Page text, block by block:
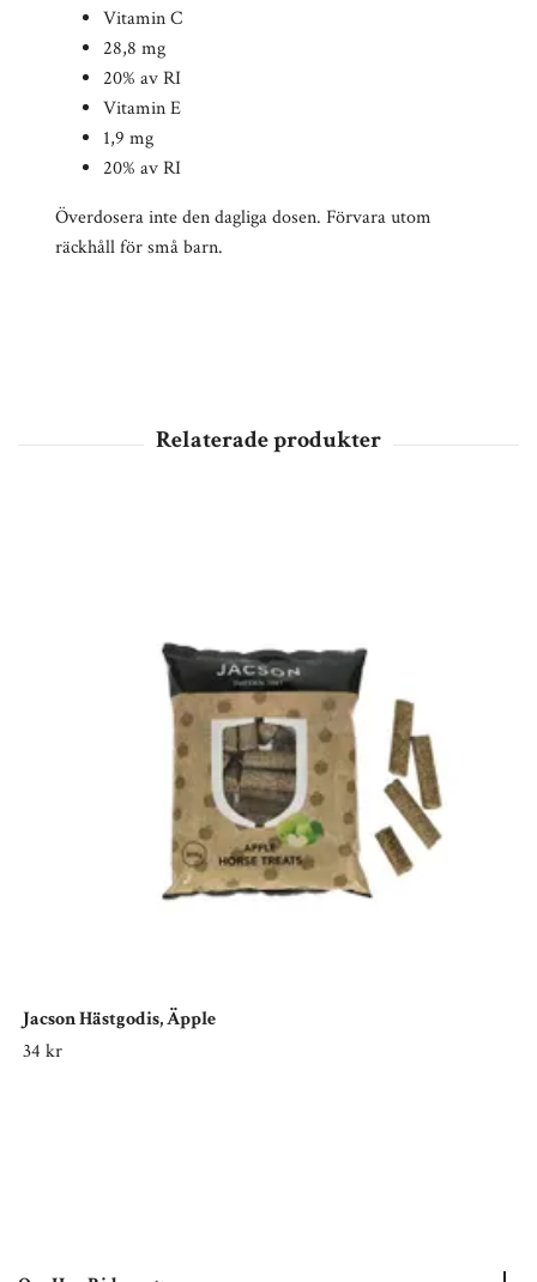
Vitamin C
28,8 mg
20% av RI
Vitamin E
1,9 mg
20% av RI
Överdosera inte den dagliga dosen. Förvara utom
räckhåll för små barn.
Jacson Hästgodis, Äpple
34 kr